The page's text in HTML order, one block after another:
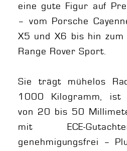
eine gute Figur auf
– vom Porsche
X5 und X6 bis hin zum
Range Rover Sport.
Sie trägt mühelos
1000 Kilogramm, ist
von 20 bis 50
mit ECE-
genehmigungsfrei –